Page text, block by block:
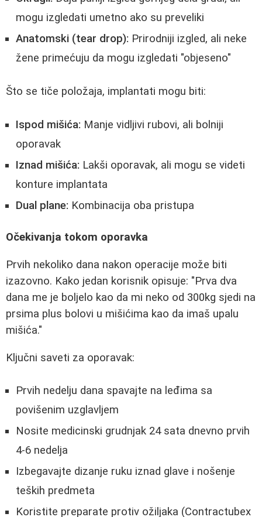
mogu izgledati umetno ako su preveliki
Anatomski (tear drop): Prirodniji izgled, ali neke
žene primećuju da mogu izgledati "objeseno"
Što se tiče položaja, implantati mogu biti:
Ispod mišića: Manje vidljivi rubovi, ali bolniji
oporavak
Iznad mišića: Lakši oporavak, ali mogu se videti
konture implantata
Dual plane: Kombinacija oba pristupa
Očekivanja tokom oporavka
Prvih nekoliko dana nakon operacije može biti
izazovno. Kako jedan korisnik opisuje: "Prva dva
dana me je boljelo kao da mi neko od 300kg sjedi na
prsima plus bolovi u mišićima kao da imaš upalu
mišića."
Ključni saveti za oporavak:
Prvih nedelju dana spavajte na leđima sa
povišenim uzglavljem
Nosite medicinski grudnjak 24 sata dnevno prvih
4-6 nedelja
Izbegavajte dizanje ruku iznad glave i nošenje
teških predmeta
Koristite preparate protiv ožiljaka (Contractubex